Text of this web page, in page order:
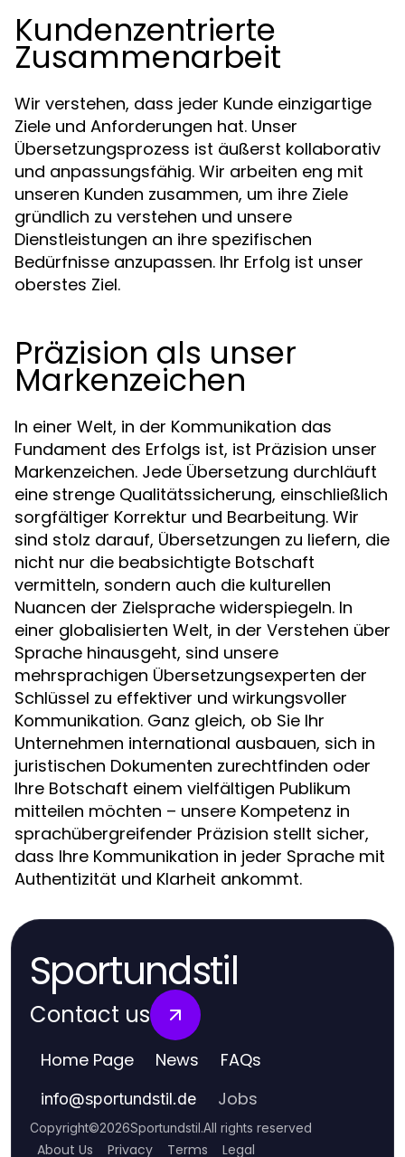
Kundenzentrierte
Zusammenarbeit
Wir verstehen, dass jeder Kunde einzigartige
Ziele und Anforderungen hat. Unser
Übersetzungsprozess ist äußerst kollaborativ
und anpassungsfähig. Wir arbeiten eng mit
unseren Kunden zusammen, um ihre Ziele
gründlich zu verstehen und unsere
Dienstleistungen an ihre spezifischen
Bedürfnisse anzupassen. Ihr Erfolg ist unser
oberstes Ziel.
Präzision als unser
Markenzeichen
In einer Welt, in der Kommunikation das
Fundament des Erfolgs ist, ist Präzision unser
Markenzeichen. Jede Übersetzung durchläuft
eine strenge Qualitätssicherung, einschließlich
sorgfältiger Korrektur und Bearbeitung. Wir
sind stolz darauf, Übersetzungen zu liefern, die
nicht nur die beabsichtigte Botschaft
vermitteln, sondern auch die kulturellen
Nuancen der Zielsprache widerspiegeln. In
einer globalisierten Welt, in der Verstehen über
Sprache hinausgeht, sind unsere
mehrsprachigen Übersetzungsexperten der
Schlüssel zu effektiver und wirkungsvoller
Kommunikation. Ganz gleich, ob Sie Ihr
Unternehmen international ausbauen, sich in
juristischen Dokumenten zurechtfinden oder
Ihre Botschaft einem vielfältigen Publikum
mitteilen möchten – unsere Kompetenz in
sprachübergreifender Präzision stellt sicher,
dass Ihre Kommunikation in jeder Sprache mit
Authentizität und Klarheit ankommt.
Sportundstil
Contact us
Home Page News FAQs
info@sportundstil.de Jobs
Copyright©2026Sportundstil.All rights reserved
About Us Privacy Terms Legal